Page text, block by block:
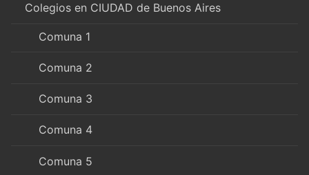
Colegios en CIUDAD de Buenos Aires
Comuna 1
Comuna 2
Comuna 3
Comuna 4
Comuna 5